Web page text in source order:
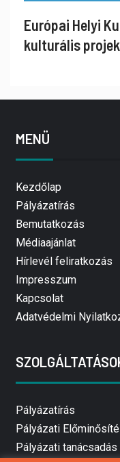
Európai Helyi
kulturális
MENÜ
Kezdőlap
Pályázatírás
Bemutatkozás
Médiaajánlat
Hírlevél feliratkozás
Impresszum
Kapcsolat
Adatvédelmi
Pályázatírás
Pályázati
Pályázati tanácsadás